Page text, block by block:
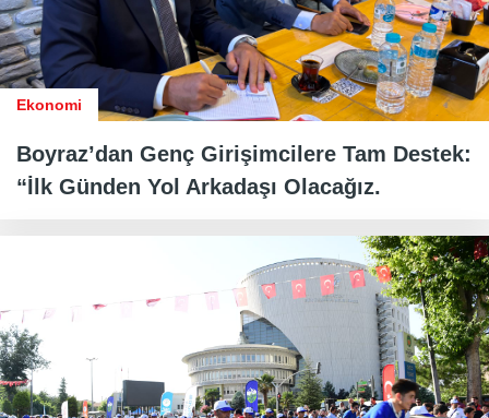
Ekonomi
Boyraz’dan Genç Girişimcilere Tam Destek:
“İlk Günden Yol Arkadaşı Olacağız.